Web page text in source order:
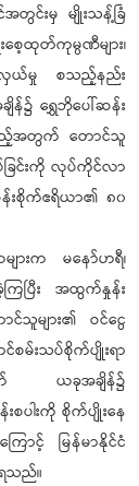
တွင်းမှ မျိုးသန့်ခြံ
ထုတ်ကုမ္ပဏီများ၊
းဖလှယ်မှု စသည့်နည်း
န်၌ ရွှေဘိုပေါ်ဆန်း
သည့်အတွက် တောင်သူ
ခြင်းကို လုပ်ကိုင်လာ
န်းစိုက်ဧရိယာ၏ ၈၀
ားက မနော်ဟရီ၊
ကြပြီး အထွက်နှုန်း
သူများ၏ ဝင်ငွေ
စမ်းသပ်စိုက်ပျိုးရာ
ယခုအချိန်၌
ပါးကို စိုက်ပျိုးနေ
ြောင့် မြန်မာနိုင်ငံ
သည်။